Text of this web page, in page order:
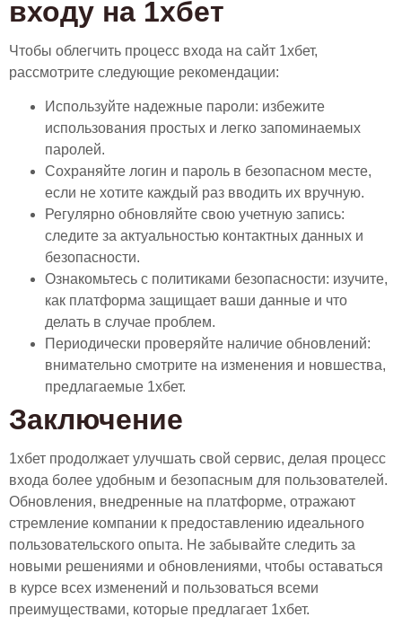
входу на 1хбет
Чтобы облегчить процесс входа на сайт 1хбет,
рассмотрите следующие рекомендации:
Используйте надежные пароли: избежите
использования простых и легко запоминаемых
паролей.
Сохраняйте логин и пароль в безопасном месте,
если не хотите каждый раз вводить их вручную.
Регулярно обновляйте свою учетную запись:
следите за актуальностью контактных данных и
безопасности.
Ознакомьтесь с политиками безопасности: изучите,
как платформа защищает ваши данные и что
делать в случае проблем.
Периодически проверяйте наличие обновлений:
внимательно смотрите на изменения и новшества,
предлагаемые 1хбет.
Заключение
1хбет продолжает улучшать свой сервис, делая процесс
входа более удобным и безопасным для пользователей.
Обновления, внедренные на платформе, отражают
стремление компании к предоставлению идеального
пользовательского опыта. Не забывайте следить за
новыми решениями и обновлениями, чтобы оставаться
в курсе всех изменений и пользоваться всеми
преимуществами, которые предлагает 1хбет.